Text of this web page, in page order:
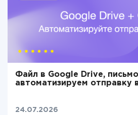
Файл в Google Drive,
автоматизируем отправку
24.07.2026